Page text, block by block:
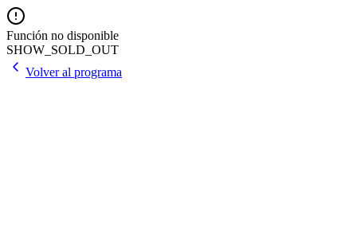
Función no disponible
SHOW_SOLD_OUT
Volver al programa